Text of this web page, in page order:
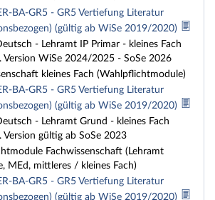
BA-GR5 - GR5 Vertiefung Literatur
(gültig ab WiSe 2019/2020)
- Lehramt IP Primar - kleines Fach
Version WiSe 2024/2025 - SoSe 2026
kleines Fach (Wahlpflichtmodule)
BA-GR5 - GR5 Vertiefung Literatur
(gültig ab WiSe 2019/2020)
- Lehramt Grund - kleines Fach
Version gültig ab SoSe 2023
Fachwissenschaft (Lehramt
MEd, mittleres / kleines Fach)
BA-GR5 - GR5 Vertiefung Literatur
(gültig ab WiSe 2019/2020)